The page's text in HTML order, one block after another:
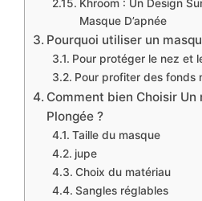
​Khroom : Un Design
Masque D’apnée
Pourquoi utiliser un
​Pour protéger le nez et
​Pour profiter des fonds
​Comment bien Choisir Un
Plongée ?
​Taille du masque
jupe
Choix du matériau
Sangles réglables